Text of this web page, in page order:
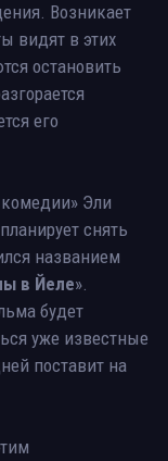
Возникает
видят в этих
остановить
его
комедии» Эли
снять
названием
в Йеле».
будет
уже известные
поставит на